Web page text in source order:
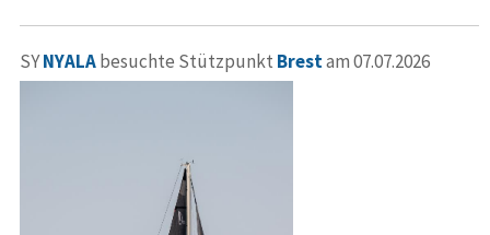
SYNYALAbesuchte Stützpunkt Brestam 07.07.2026